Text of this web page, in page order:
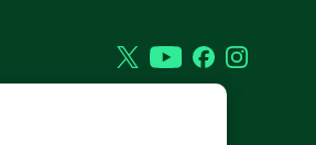
TwitterYouTubeFacebookInstagram